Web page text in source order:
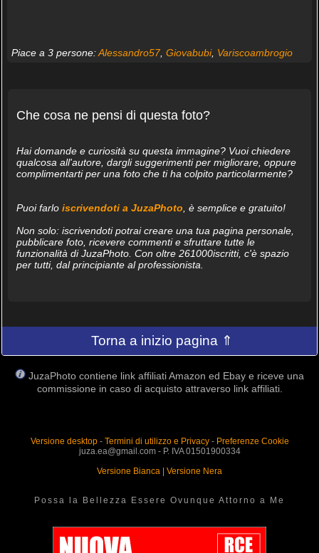
Piace a 3 persone:Alessandro57, Giovabubi, Variscoambrogio
Che cosa ne pensi di questa foto?
Hai domande e curiosità su questa immagine? Vuoi chiedere
qualcosa all'autore, dargli suggerimenti per migliorare, oppure
complimentarti per una foto che ti ha colpito particolarmente?
Puoi farlo iscrivendoti a JuzaPhoto, è semplice e gratuito!
Non solo: iscrivendoti potrai creare una tua pagina personale,
pubblicare foto, ricevere commenti e sfruttare tutte le
funzionalità di JuzaPhoto. Con oltre 261000iscritti, c'è spazio
per tutti, dal principiante al professionista.
Torna a inizio pagina ⇑
JuzaPhoto contiene link affiliati Amazon ed Ebay e riceve una
commissione in caso di acquisto attraverso link affiliati.
Versione desktop- Termini di utilizzo e Privacy- Preferenze Cookie
juza.ea@gmail.com - P. IVA 01501900334
Versione Bianca
Versione Nera
Possa la Bellezza Essere Ovunque Attorno a Me